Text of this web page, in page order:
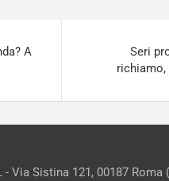
A
Seri
Via Sistina 121, 00187 Roma